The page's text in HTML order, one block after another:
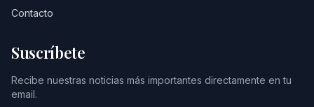
Contacto
Suscríbete
Recibe nuestras noticias más importantes directamente en tu
email.